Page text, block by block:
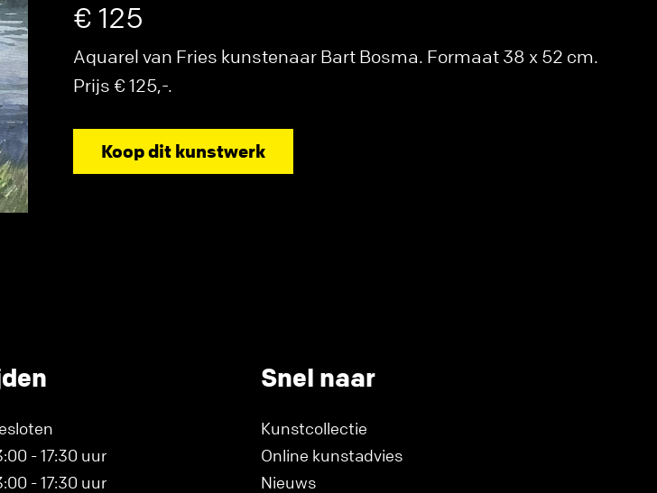
€ 125
Aquarel van Fries kunstenaar Bart Bosma. Formaat 38 x 52 cm.
Prijs € 125,-.
Koop dit kunstwerk
- 17:30 uur
- 17:30 uur
Snel naar
Kunstcollectie
Online kunstadvies
Nieuws